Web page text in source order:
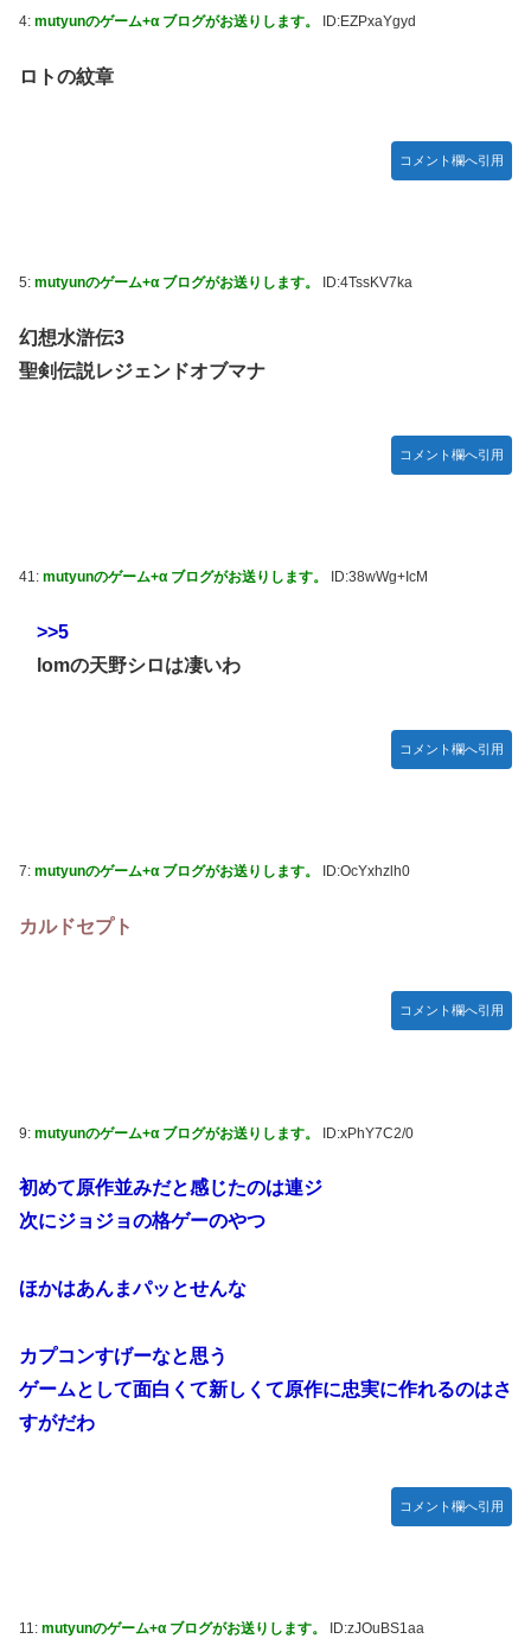
だろう
【デレマス】 和久井留美「夢を作って、いつか遊んで」
レビもないのに居座り脅迫してきたNHK集金人を警察に通報
参政党・神谷代表、高市政権の食料品減税を「天下の愚策」
と一刀両断
Switch2版『モンハンワイルズ』の動作環境が判明！
連合のモルモット部隊の部隊長になりました 第45話
メトロイドプライム4 新品が2999円に…
『ほの暮しの庭』パケ版初週売上、Switch2版「21965本」
類選考で落とされてしまう
者発表！『にじだけと思ってたけど座長と除夜のケツおるや
実証実験都市「ウーブン・シティ」が一般の居住希望者の募
た模様…」→「メダル剥奪なのでは…？（ﾌﾞﾙﾌﾞﾙ」＝韓国の
ハロプロ恵体ランキングTOP10
一ノ瀬美空ちゃん、イワシの三枚おろしに挑戦！！！【乃木
新体操で国体1位！ ついに現れた”リアル浅倉南ちゃん”
なんで今日の始球式に限って、瀬戸口心月ちゃんはミニスカ
じゃなくてダサいズボンなんだよ！
【悲報】韓国サッカー 国際試合で審判買収(性接待)をして
4: mutyunのゲーム+α ブログがお送りします。 ID:EZPxaYgyd
ロトの紋章
コメント欄へ引用
5: mutyunのゲーム+α ブログがお送りします。 ID:4TssKV7ka
幻想水滸伝3
聖剣伝説レジェンドオブマナ
コメント欄へ引用
41: mutyunのゲーム+α ブログがお送りします。 ID:38wWg+IcM
>>5
lomの天野シロは凄いわ
コメント欄へ引用
7: mutyunのゲーム+α ブログがお送りします。 ID:OcYxhzlh0
カルドセプト
コメント欄へ引用
9: mutyunのゲーム+α ブログがお送りします。 ID:xPhY7C2/0
初めて原作並みだと感じたのは連ジ
次にジョジョの格ゲーのやつ
ほかはあんまパッとせんな
カプコンすげーなと思う
ゲームとして面白くて新しくて原作に忠実に作れるのはさ
すがだわ
コメント欄へ引用
11: mutyunのゲーム+α ブログがお送りします。 ID:zJOuBS1aa